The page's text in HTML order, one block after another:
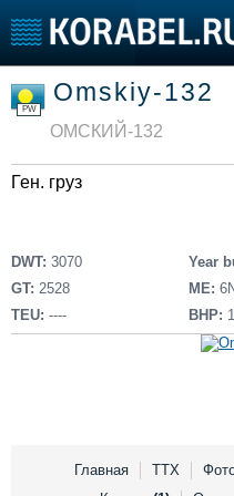
Тип судна
Добавить судно
Добавить проект
Судостроение
Работа
Конференции
PW
Omskiy-132
ОМСКИЙ-132
Ген. груз
DWT: 3070
GT: 2528
TEU: ----
Year
ME:
BHP:
Главная ТТХ